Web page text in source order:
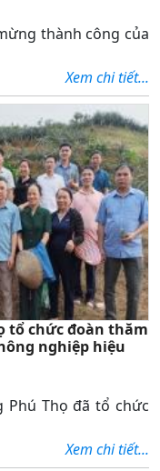
thành công của
Xem chi tiết...
tổ chức đoàn thăm
nghiệp hiệu
Phú Thọ đã tổ chức
Xem chi tiết...